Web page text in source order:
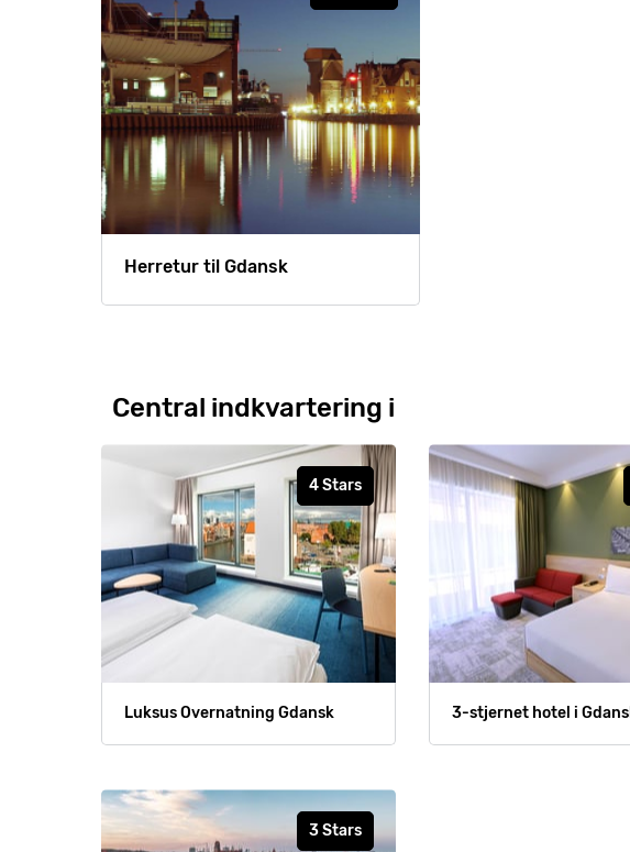
Herretur til Gdansk
Central indkvartering i
4 Stars
Luksus Overnatning Gdansk 3-stjernet hotel i
3 Stars